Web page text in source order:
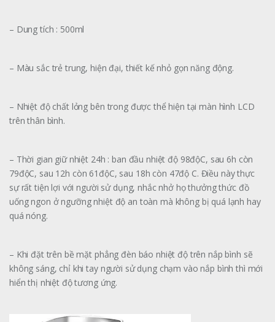
– Dung tích : 500ml
– Màu sắc trẻ trung, hiện đại, thiết kế nhỏ gọn năng động.
– Nhiệt độ chất lỏng bên trong được thể hiện tại màn hình LCD
trên thân bình.
– Thời gian giữ nhiệt 24h : ban đầu nhiệt độ 98độC, sau 6h còn
79độC, sau 12h còn 61độC, sau 18h còn 47độ C. Điều này thực
sự rất tiện lợi với người sử dụng, nhắc nhở họ thưởng thức đồ
uống ngon ở ngưỡng nhiệt độ an toàn mà không bị quá lạnh hay
quá nóng.
– Khi đặt trên bề mặt phẳng đèn báo nhiệt độ trên nắp bình sẽ
không sáng, chỉ khi tay người sử dụng chạm vào nắp bình thì mới
hiển thị nhiệt độ tương ứng.